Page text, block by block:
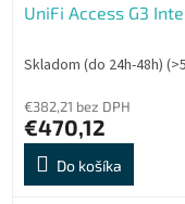
UniFi Access G3
Skladom (do 24h-48h)
€382,21 bez DPH
€470,12
Do košíka